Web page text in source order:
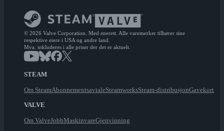
© 2026 Valve Corporation. Med enerett. Alle varemerker tilhører sine
respektive eiere i USA og andre land.
Mva. inkluderes i alle priser der det er aktuelt.
STEAM
Om SteamAbonnementsavtaleSteamworksSteam-distribusjonGavekort
VALVE
Om ValveJobbMaskinvareGjenvinning